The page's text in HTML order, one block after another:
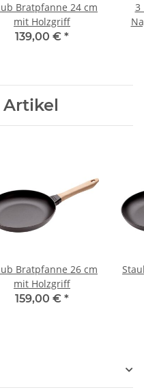
Bratpfanne 24 cm
mit Holzgriff
139,00 € *
3
Bratpfanne 26 cm
mit Holzgriff
159,00 € *